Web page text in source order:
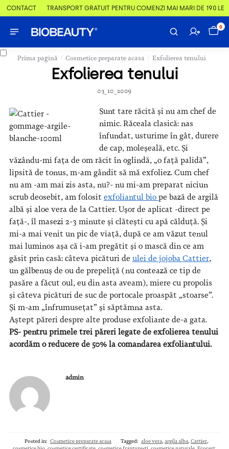
CONTACT TRANSPORT GRATUIT PENTRU COMENZI MAI MARI DE 190 LEI
0
Prima pagină / Cosmetice preparate acasa / Exfolierea tenului
Exfolierea tenului
03_10_2009
Sunt tare răcită și nu am chef de
nimic. Răceala clasică: nas
înfundat, usturime în gât, durere
de cap, moleșeală, etc. Și
văzându-mi fața de om răcit în oglindă, „o față palidă”,
lipsită de tonus, m-am gândit să mă exfoliez. Cum chef
nu am -am mai zis asta, nu?- nu mi-am preparat niciun
scrub deosebit, am folosit exfoliantul bio pe bază de argilă
albă și aloe vera de la Cattier. Ușor de aplicat -direct pe
față-, îl masezi 2-3 minute și clătești cu apă călduță. Și
mi-a mai venit un pic de viață, după ce am văzut tenul
mai luminos așa că i-am pregătit și o mască din ce am
găsit prin casă: câteva picături de ulei de jojoba Cattier,
un gălbenuș de ou de prepeliță (nu contează ce tip de
pasăre a făcut oul, eu din asta aveam), miere cu propolis
și câteva picături de suc de portocale proaspăt „stoarse”.
Și m-am „înfrumusețat” și săptămna asta.
Aștept păreri despre alte produse exfoliante de-a gata.
PS- pentru primele trei păreri legate de exfolierea tenului
acordăm o reducere de 50% la comandarea exfoliantului.
admin
Posted in: Cosmetice preparate acasa Tagged: aloe vera, argila alba, Cattier,